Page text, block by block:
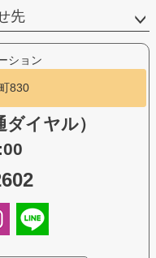
先
ション
830
ダイヤル）